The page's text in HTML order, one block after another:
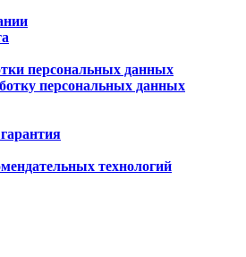
персональных данных
персональных данных
технологий